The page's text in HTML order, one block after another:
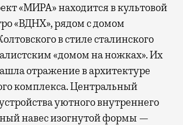
«МИРА» находится в культовой
«ВДНХ», рядом с домом
в стиле сталинского
«домом на ножках». Их
отражение в архитектуре
комплекса. Центральный
уютного внутреннего
навес изогнутой формы —